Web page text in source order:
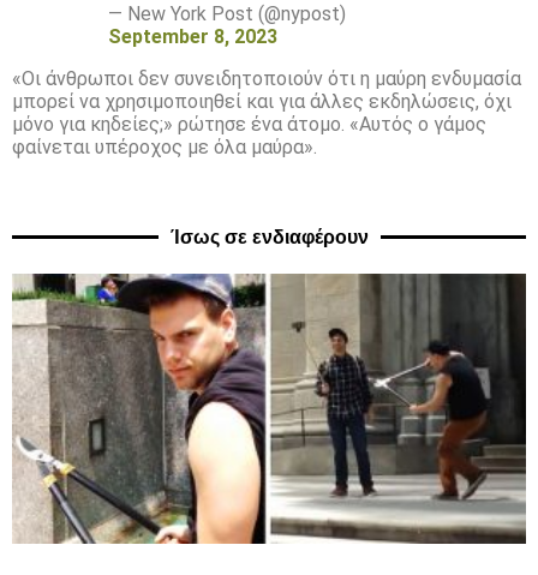
— New York Post (@nypost)
September 8, 2023
«Οι άνθρωποι δεν συνειδητοποιούν ότι η μαύρη ενδυμασία
μπορεί να χρησιμοποιηθεί και για άλλες εκδηλώσεις, όχι
μόνο για κηδείες;» ρώτησε ένα άτομο. «Αυτός ο γάμος
φαίνεται υπέροχος με όλα μαύρα».
Ίσως σε ενδιαφέρουν